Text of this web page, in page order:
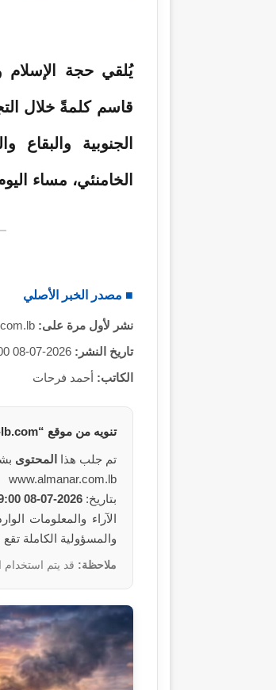
يُلقي حجة الإسلام
قاسم كلمةً خلال
الجنوبية
الخامنئي، مساء اليوم الأربعاء 08-07-2026،
■ مصدر الخبر الأصلي
نشر لأول مرة على:
تاريخ النشر: 2026-07-08 14:09:00
الكاتب: أحمد فرحات
تنويه منموقع “beiruttime-lb.com”:
تم جلب هذا المحتوى
www.almanar.com.lb
بتاريخ:2026-07-08 14:09:00
والمسؤولية الكاملة
ملاحظة: قد يتم استخدام